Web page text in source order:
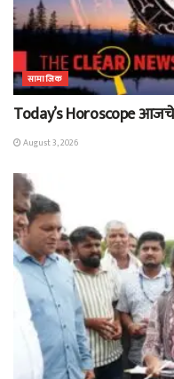
सामाजिक
Today’s Horoscope
August 3, 2026